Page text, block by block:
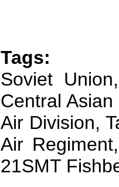
Tags:
Soviet
Central
Air Division,
Air
21SMT